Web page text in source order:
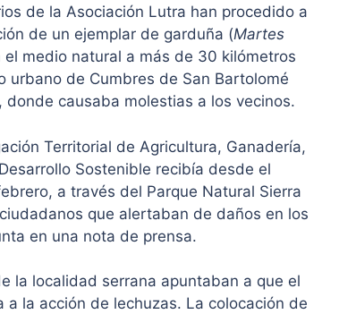
de la Asociación Lutra han procedido a
de un ejemplar de garduña (Martes
el medio natural a más de 30 kilómetros
urbano de Cumbres de San Bartolomé
donde causaba molestias a los vecinos.
Territorial de Agricultura, Ganadería,
Sostenible recibía desde el
a través del Parque Natural Sierra
que alertaban de daños en los
en una nota de prensa.
la localidad serrana apuntaban a que el
la acción de lechuzas. La colocación de